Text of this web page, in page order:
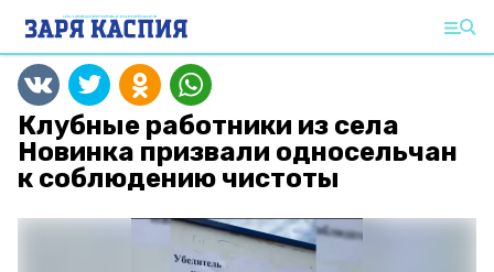
Клубные работники из села
Новинка призвали односельчан
к соблюдению чистоты